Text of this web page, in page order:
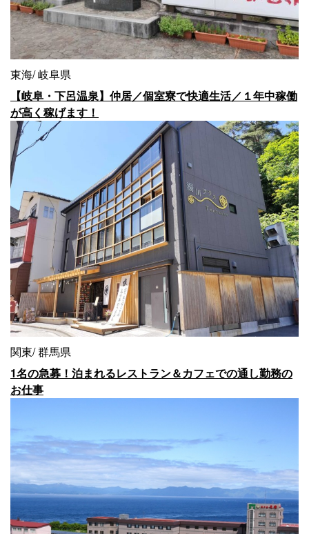
東海 岐阜県
【岐阜・下呂温泉】仲居／個室寮で快適生活／１年中稼働
が高く稼げます！
関東 群馬県
1名の急募！泊まれるレストラン＆カフェでの通し勤務の
お仕事